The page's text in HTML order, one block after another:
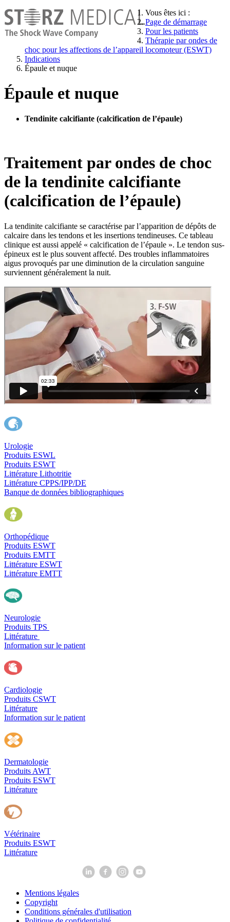
Vous êtes ici :
Page de démarrage
Pour les patients
Thérapie par ondes de
choc pour les affections de l’appareil locomoteur (ESWT)
Indications
Épaule et nuque
Épaule et nuque
Tendinite calcifiante (calcification de l’épaule)
Traitement par ondes de choc
de la tendinite calcifiante
(calcification de l’épaule)
La tendinite calcifiante se caractérise par l’apparition de dépôts de
calcaire dans les tendons et les insertions tendineuses. Ce tableau
clinique est aussi appelé « calcification de l’épaule ». Le tendon sus-
épineux est le plus souvent affecté. Des troubles inflammatoires
aigus provoqués par une diminution de la circulation sanguine
surviennent généralement la nuit.
Urologie
Produits ESWL
Produits ESWT
Littérature Lithotritie
Littérature CPPS/IPP/DE
Banque de données bibliographiques
Orthopédique
Produits ESWT
Produits EMTT
Littérature ESWT
Littérature EMTT
Neurologie
Produits TPS
Littérature
Information sur le patient
Cardiologie
Produits CSWT
Littérature
Information sur le patient
Dermatologie
Produits AWT
Produits ESWT
Littérature
Vétérinaire
Produits ESWT
Littérature
Mentions légales
Copyright
Conditions générales d'utilisation